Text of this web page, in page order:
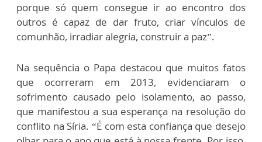
porque só quem consegue ir ao encontro dos
outros é capaz de dar fruto, criar vínculos de
comunhão, irradiar alegria, construir a paz”.
Na sequência o Papa destacou que muitos fatos
que ocorreram em 2013, evidenciaram o
sofrimento causado pelo isolamento, ao passo,
que manifestou a sua esperança na resolução do
conflito na Síria. “É com esta confiança que desejo